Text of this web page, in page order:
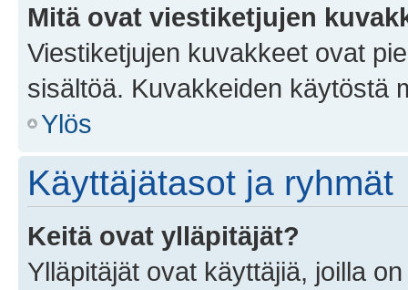
Mitä ovat viestiketjujen
Viestiketjujen kuvakkeet ovat
sisältöä. Kuvakkeiden käytöstä
Ylös
Käyttäjätasot ja ryhmät
Keitä ovat ylläpitäjät?
Ylläpitäjät ovat käyttäjiä, joilla